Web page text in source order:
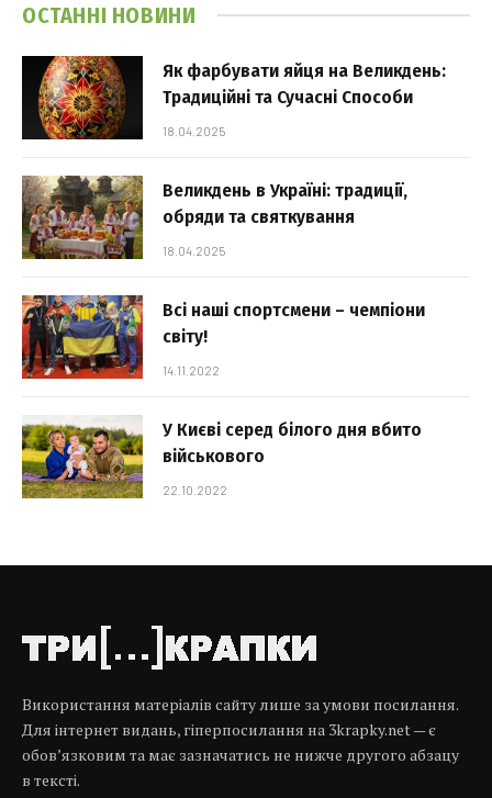
ОСТАННІ НОВИНИ
Як фарбувати яйця на Великдень:
Традиційні та Сучасні Способи
18.04.2025
Великдень в Україні: традиції,
обряди та святкування
18.04.2025
Всі наші спортсмени – чемпіони
світу!
14.11.2022
У Києві серед білого дня вбито
військового
22.10.2022
Використання матеріалів сайту лише за умови посилання.
Для інтернет видань, гіперпосилання на 3krapky.net — є
обов’язковим та має зазначатись не нижче другого абзацу
в тексті.